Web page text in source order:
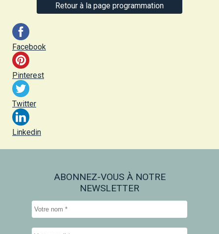
Retour à la page programmation
Facebook
Pinterest
Twitter
Linkedin
ABONNEZ-VOUS À NOTRE
NEWSLETTER